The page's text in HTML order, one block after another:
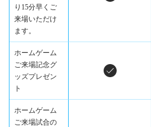
り15分早くご
来場いただけ
ます。
ホームゲーム
ご来場記念グ
ッズプレゼン
ト
ホームゲーム
ご来場試合の